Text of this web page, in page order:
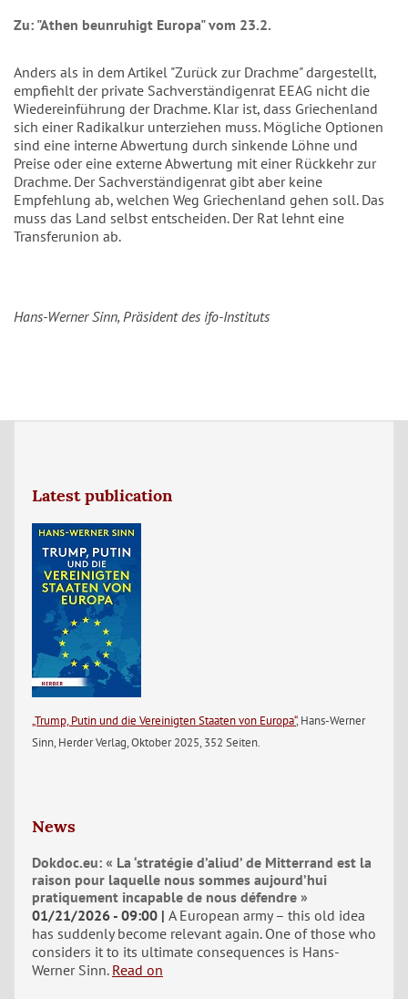
Zu: "Athen beunruhigt Europa" vom 23.2.
Anders als in dem Artikel "Zurück zur Drachme" dargestellt,
empfiehlt der private Sachverständigenrat EEAG nicht die
Wiedereinführung der Drachme. Klar ist, dass Griechenland
sich einer Radikalkur unterziehen muss. Mögliche Optionen
sind eine interne Abwertung durch sinkende Löhne und
Preise oder eine externe Abwertung mit einer Rückkehr zur
Drachme. Der Sachverständigenrat gibt aber keine
Empfehlung ab, welchen Weg Griechenland gehen soll. Das
muss das Land selbst entscheiden. Der Rat lehnt eine
Transferunion ab.
Hans-Werner Sinn, Präsident des ifo-Instituts
Latest publication
„Trump, Putin und die Vereinigten Staaten von Europa“, Hans-Werner
Sinn, Herder Verlag, Oktober 2025, 352 Seiten.
News
Dokdoc.eu: « La ‘stratégie d’aliud’ de Mitterrand est la
raison pour laquelle nous sommes aujourd’hui
pratiquement incapable de nous défendre »
01/21/2026 - 09:00 A European army – this old idea
has suddenly become relevant again. One of those who
considers it to its ultimate consequences is Hans-
Werner Sinn. Read on